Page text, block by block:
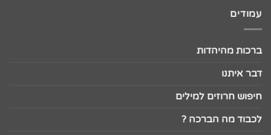
עמודים
ברכות מהיהדות
דבר איתנו
חיפוש חרוזים למילים
לכבוד מה הברכה ?